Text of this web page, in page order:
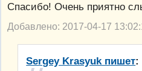
Спасибо! Очень приятно
Добавлено: 2017-04-17
Sergey Krasyuk пишет: